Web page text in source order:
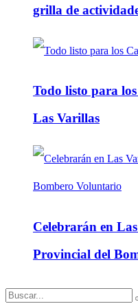
grilla de
Todo listo para
Las Varillas
Celebrarán en
Provincial del